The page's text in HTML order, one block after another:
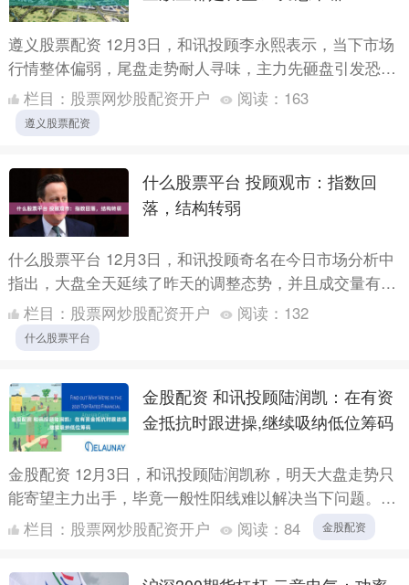
遵义股票配资 12月3日，和讯投顾李永熙表示，当下市场
行情整体偏弱，尾盘走势耐人寻味，主力先砸盘引发恐
慌、迫使部分投资者割肉离场，随后又快速拉升收复失
地，成交量....
栏目： 股票网炒股配资开户 阅读： 163
遵义股票配资
什么股票平台 投顾观市：指数回
落，结构转弱
什么股票平台 12月3日，和讯投顾奇名在今日市场分析中
指出，大盘全天延续了昨天的调整态势，并且成交量有所
放大，大跌的股票数量也在加速上升。从这些迹象来判
断，这次....
栏目： 股票网炒股配资开户 阅读： 132
什么股票平台
金股配资 和讯投顾陆润凯：在有资
金抵抗时跟进操,继续吸纳低位筹码
金股配资 12月3日，和讯投顾陆润凯称，明天大盘走势只
能寄望主力出手，毕竟一般性阳线难以解决当下问题。当
下市场又是指数跌幅不大，但题材股惨遭打压的一天。昨
天表现....
栏目： 股票网炒股配资开户 阅读： 84 金股配资